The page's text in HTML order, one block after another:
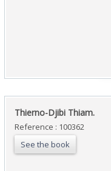
‎Thierno-Djibi Thiam.‎
Reference : 100362
See the book